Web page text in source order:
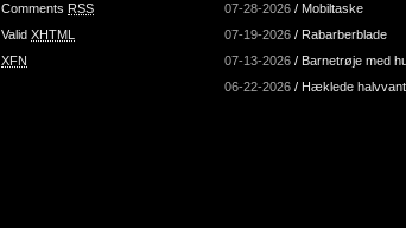
Comments RSS
Valid XHTML
XFN
07-28-2026 / Mobiltaske
07-19-2026 / Rabarberblade
07-13-2026 / Barnetrøje med
06-22-2026 / Hæklede